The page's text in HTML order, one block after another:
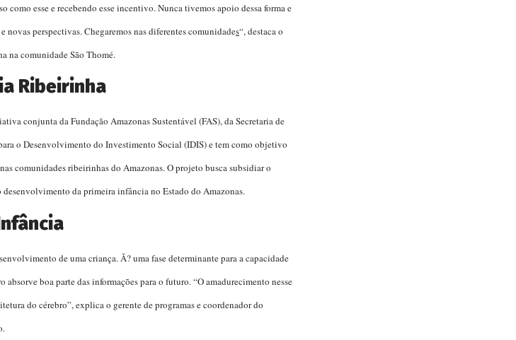
como esse e recebendo esse incentivo. Nunca tivemos apoio dessa forma e
novas perspectivas. Chegaremos nas diferentes comunidades“, destaca o
na comunidade São Thomé.
Ribeirinha
conjunta da Fundação Amazonas Sustentável (FAS), da Secretaria de
o Desenvolvimento do Investimento Social (IDIS) e tem como objetivo
comunidades ribeirinhas do Amazonas. O projeto busca subsidiar o
da primeira infância no Estado do Amazonas.
de uma criança. Ã? uma fase determinante para a capacidade
boa parte das informações para o futuro. “O amadurecimento nesse
do cérebro”, explica o gerente de programas e coordenador do